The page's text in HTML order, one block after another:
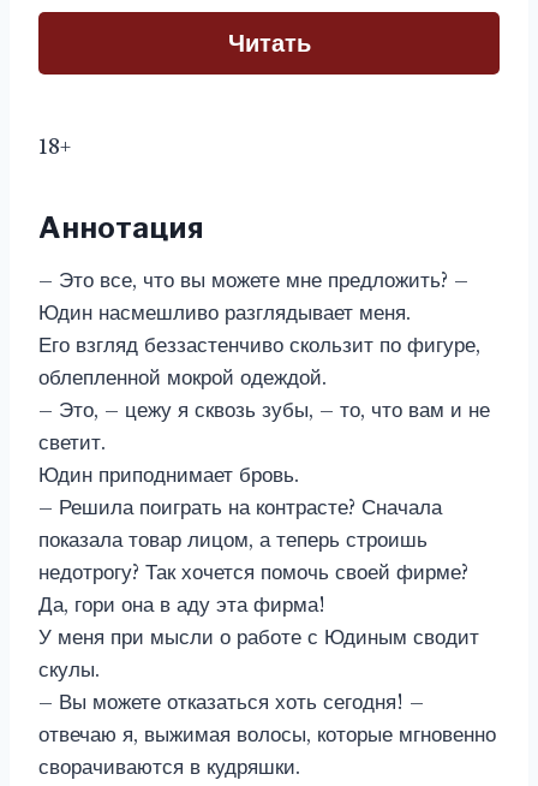
Читать
18+
Аннотация
– Это все, что вы можете мне предложить? –
Юдин насмешливо разглядывает меня.
Его взгляд беззастенчиво скользит по фигуре,
облепленной мокрой одеждой.
– Это, – цежу я сквозь зубы, – то, что вам и не
светит.
Юдин приподнимает бровь.
– Решила поиграть на контрасте? Сначала
показала товар лицом, а теперь строишь
недотрогу? Так хочется помочь своей фирме?
Да, гори она в аду эта фирма!
У меня при мысли о работе с Юдиным сводит
скулы.
– Вы можете отказаться хоть сегодня! –
отвечаю я, выжимая волосы, которые мгновенно
сворачиваются в кудряшки.